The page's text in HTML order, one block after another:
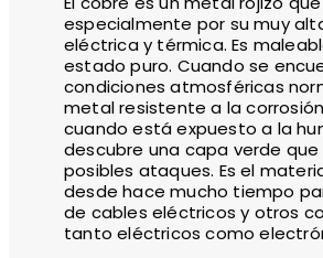
especialmente por su muy
eléctrica y térmica. Es
estado puro. Cuando se
condiciones atmosféricas
metal resistente a la
cuando está expuesto a la
descubre una capa verde
posibles ataques. Es el
desde hace mucho tiempo
de cables eléctricos y otros
tanto eléctricos como